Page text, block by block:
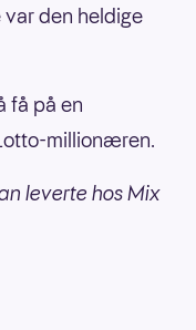
var den heldige
få på en
millionæren.
leverte hos Mix